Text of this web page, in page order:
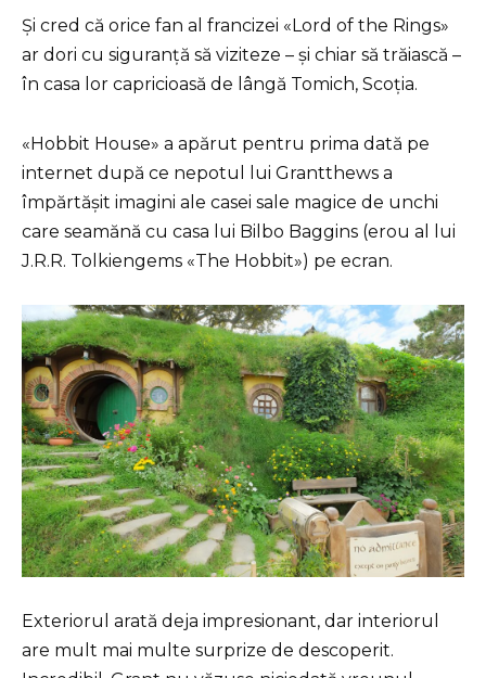
Și cred că orice fan al francizei «Lord of the Rings»
ar dori cu siguranță să viziteze – și chiar să trăiască –
în casa lor capricioasă de lângă Tomich, Scoția.
«Hobbit House» a apărut pentru prima dată pe
internet după ce nepotul lui Grantthews a
împărtășit imagini ale casei sale magice de unchi
care seamănă cu casa lui Bilbo Baggins (erou al lui
J.R.R. Tolkiengems «The Hobbit») pe ecran.
Exteriorul arată deja impresionant, dar interiorul
are mult mai multe surprize de descoperit.